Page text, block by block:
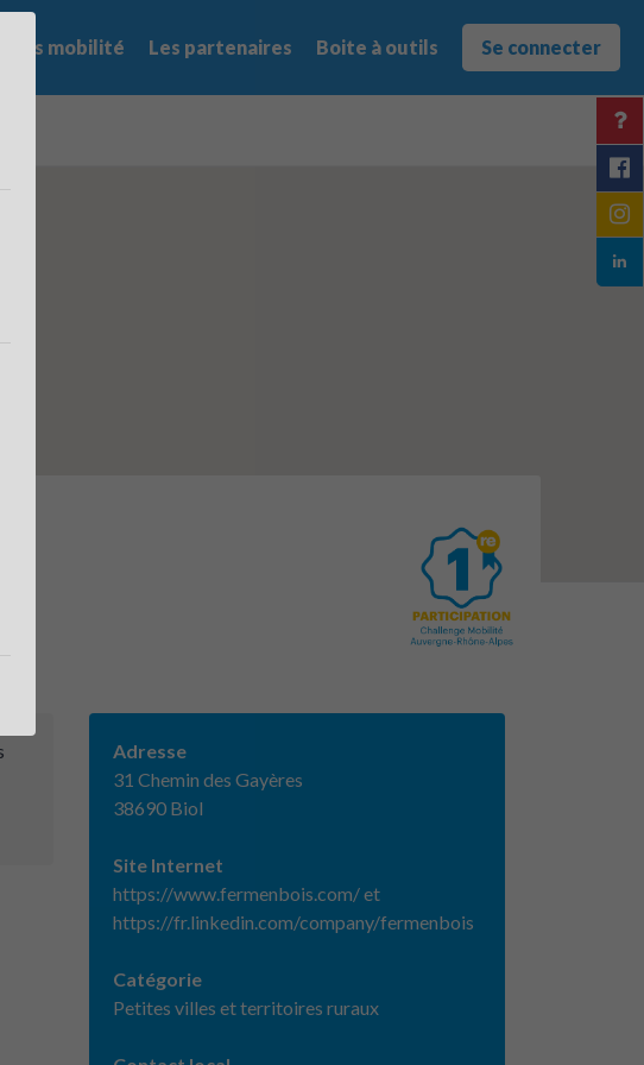
mobilité Les partenaires Boite à outils Se connecter
Adresse
31 Chemin des Gayères
38690 Biol
Site Internet
https://www.fermenbois.com/ et
https://fr.linkedin.com/company/fermenbois
Catégorie
Petites villes et territoires ruraux